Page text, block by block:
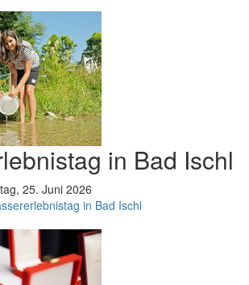
in Bad Ischl
25. Juni 2026
in Bad Ischl